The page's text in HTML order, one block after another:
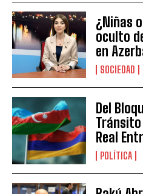
¿Niñas
oculto
en
SOCIEDAD
Del
Tránsito
Real
POLÍTICA